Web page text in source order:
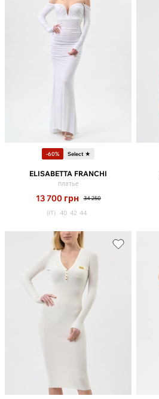
-60% Select ★
ELISABETTA FRANCHI
платье
13 700 грн 34 250
(IT) 40 42 44